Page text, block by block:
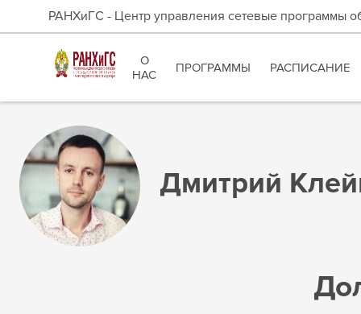
РАНХиГС - Центр управления сетевые программы
О
НАС
ПРОГРАММЫ РАСПИСАНИЕ
Дмитрий